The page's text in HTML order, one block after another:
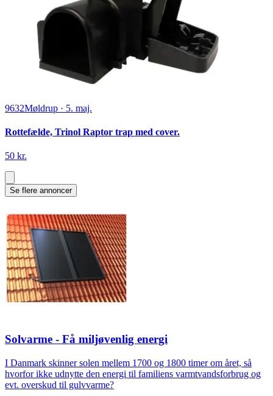
9632Møldrup · 5. maj.
Rottefælde, Trinol Raptor trap med cover.
50 kr.
Se flere annoncer
Solvarme - Få miljøvenlig energi
I Danmark skinner solen mellem 1700 og 1800 timer om året, så
hvorfor ikke udnytte den energi til familiens varmtvandsforbrug og
evt. overskud til gulvvarme?